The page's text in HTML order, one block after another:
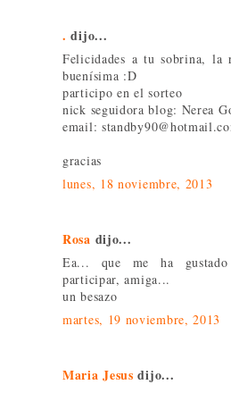
. dijo...
Felicidades a tu sobrina, la
buenísima :D
participo en el sorteo
nick seguidora blog: Nerea
email:
gracias
lunes, 18 noviembre, 2013
Rosa dijo...
Ea... que me ha
participar, amiga...
un besazo
martes, 19 noviembre, 2013
Maria Jesus dijo...